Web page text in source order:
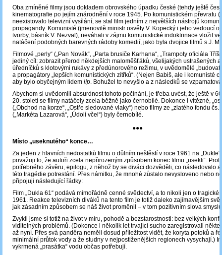
Oba zmíněné filmy jsou dokladem obrovského úpadku české (tehdy ještě
kinematografie po jejím znárodnění v roce 1945. Po komunistickém převratu
neexistovalo televizní vysílání, se stal film jedním z největších nástrojů
propagandy. Komunisté (jmenovitě ministr osvěty V. Kopecký i jeho vedoucí
tvorby, básník V. Nezval), neváhali v zájmu komunistické indoktrinace vložit
natáčení podobných barevných rádoby komedií, jako byla dvojice filmů s J.
Filmové „perly“ („Pan Novák“, „Parta brusiče Karhana“, „Trampoty oficiála
jediný cíl: zobrazit přerod někdejších maloměšťáků, všelijakých ustrašených
úředníčků s klotovými rukávy z předúnorového režimu, v uvědomělé
a propagátory „lepších komunistických zítřků“. (Nejen Babiš, ale i komunisté
aby bylo obyčejným lidem líp. Bohužel to nevyšlo a z následků se
Abychom si uvědomili absurdnost tohoto počínání, je třeba uvést, že ještě v
20. století se filmy natáčely zcela běžně jako černobílé. Dokonce i vítězné,
(„Obchod na korze“, „Ostře sledované vlaky“) nebo filmy ze „zlatého fondu čs.
(„Markéta Lazarová“, „Údolí včel“) byly černobílé.
●●●
Místo „useknutého“ konce…
Za jeden z hlavních nedostatků filmu o důlním neštěstí v roce 1961 na
považuji to, že autoři zcela nepřirozeným způsobem konec filmu „usekli“.
potřebného závěru, epilogu, z něhož by se diváci dozvěděli, co následovalo
této tragédie potrestání. Přes námitku, že mnohé zůstalo nevysloveno nebo
připojuji následující řádky:
Film „Dukla 61“ podává mimořádně cenné svědectví, a to nikoli jen o tragické
1961. Reakce televizních diváků na tento film je totiž daleko zajímavějším
jak zásadním způsobem se náš život proměnil – v tom pozitivním slova
Zvykli jsme si totiž na život v míru, pohodě a bezstarostnosti: bez velkých
viditelných problémů. (Dokonce i několik let trvající sucho zaregistrovali
až nyní. Přes svá panděra neměli dosud příležitost vidět, že koryta potoků a
minimální průtok vody a že studny v nejpostiženějších regionech vysychají.)
vykrmená „prasátka“ vodu občas potřebují.